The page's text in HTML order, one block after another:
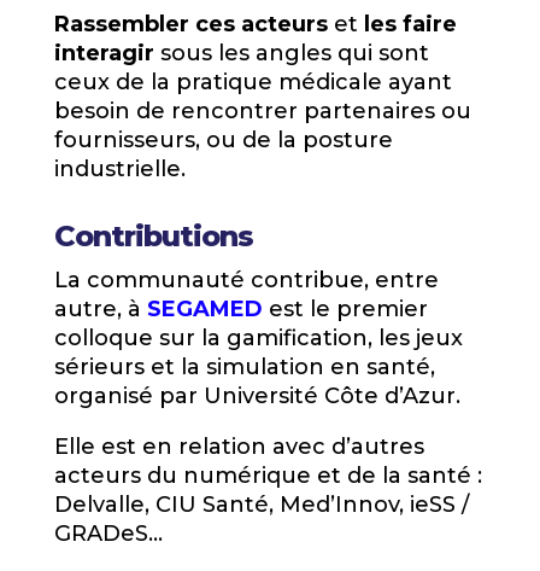
Rassembler ces acteurset les faire
interagir sous les angles qui sont
ceux de la pratique médicale ayant
besoin de rencontrer partenaires ou
fournisseurs, ou de la posture
industrielle.
Contributions
La communauté contribue, entre
autre, à SEGAMED est le premier
colloque sur la gamification, les jeux
sérieurs et la simulation en santé,
organisé par Université Côte d’Azur.
Elle est en relation avec d’autres
acteurs du numérique et de la santé :
Delvalle, CIU Santé, Med’Innov, ieSS /
GRADeS…